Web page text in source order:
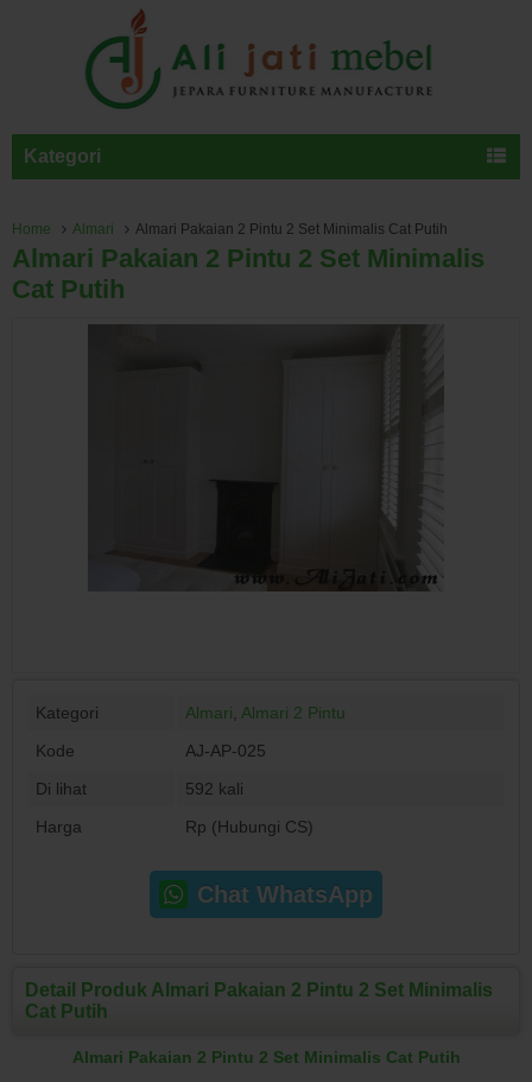
Kategori
Home Almari Almari Pakaian 2 Pintu 2 Set Minimalis Cat Putih
Almari Pakaian 2 Pintu 2 Set Minimalis
Cat Putih
Kategori Almari Almari 2 Pintu
Kode
AJ-AP-025
Di lihat
592 kali
Harga
Rp (Hubungi CS)
Chat WhatsApp
Detail Produk Almari Pakaian 2 Pintu 2 Set Minimalis
Cat Putih
Almari Pakaian 2 Pintu 2 Set Minimalis Cat Putih